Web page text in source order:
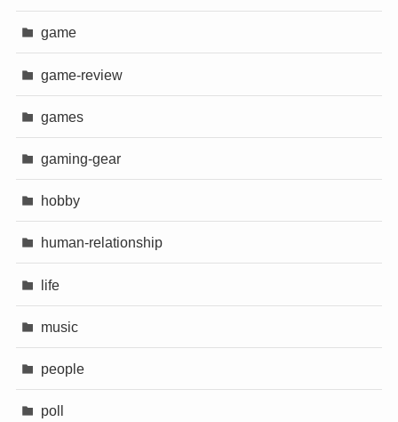
game
game-review
games
gaming-gear
hobby
human-relationship
life
music
people
poll